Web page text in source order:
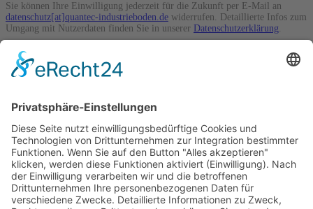
Sie können Ihre Einwilligung jederzeit für die Zukunft per E-Mail an
datenschutz[at]quantec-industrieboden.de widerrufen. Detaillierte Infos zum
Umgang mit Nutzerdaten finden Sie in unserer Datenschutzerklärung.
Absenden
Fachbetrieb für Industrie- und Lagerböden
Landsberger Str. 70 · 06112 Halle (Saale)
0345 - 563 77 55
info@quantec-industrieboden.de